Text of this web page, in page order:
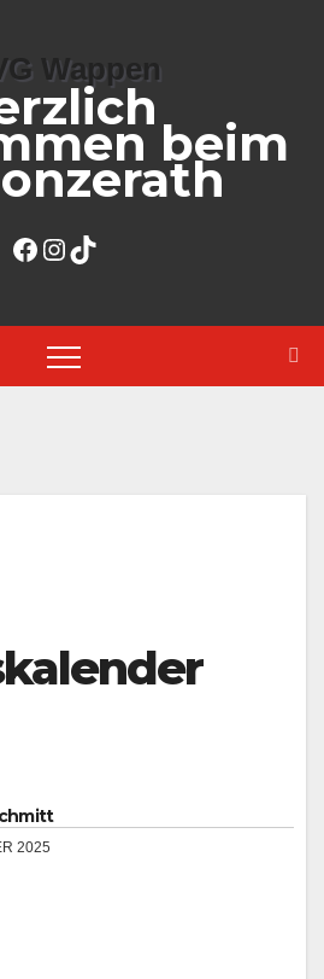
beim
Facebook
Instagram
TikTok
2025